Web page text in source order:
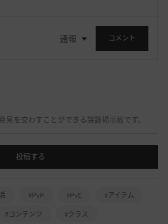
通報 コメント
見を交わすことができる議論掲示板です。
投稿する
#PvP #PvE
#アイテム
#コンテンツ #クラス